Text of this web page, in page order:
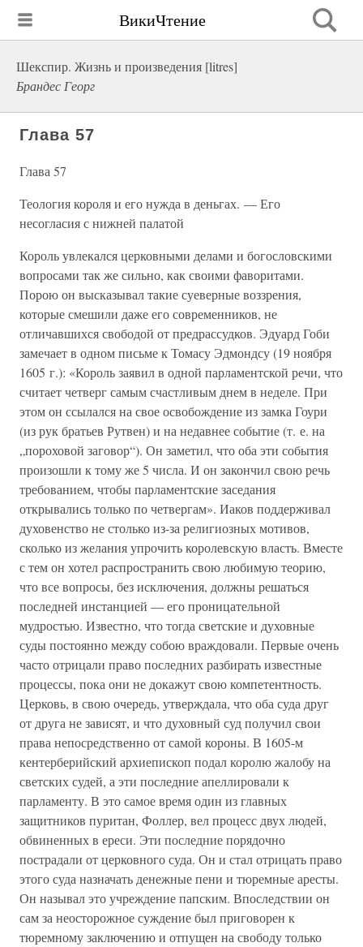
ВикиЧтение
Шекспир. Жизнь и произведения [litres]
Брандес Георг
Глава 57
Глава 57
Теология короля и его нужда в деньгах. — Его
несогласия с нижней палатой
Король увлекался церковными делами и богословскими
вопросами так же сильно, как своими фаворитами.
Порою он высказывал такие суеверные воззрения,
которые смешили даже его современников, не
отличавшихся свободой от предрассудков. Эдуард Гоби
замечает в одном письме к Томасу Эдмондсу (19 ноября
1605 г.): «Король заявил в одной парламентской речи, что
считает четверг самым счастливым днем в неделе. При
этом он ссылался на свое освобождение из замка Гоури
(из рук братьев Рутвен) и на недавнее событие (т. е. на
„пороховой заговор“). Он заметил, что оба эти события
произошли к тому же 5 числа. И он закончил свою речь
требованием, чтобы парламентские заседания
открывались только по четвергам». Иаков поддерживал
духовенство не столько из-за религиозных мотивов,
сколько из желания упрочить королевскую власть. Вместе
с тем он хотел распространить свою любимую теорию,
что все вопросы, без исключения, должны решаться
последней инстанцией — его проницательной
мудростью. Известно, что тогда светские и духовные
суды постоянно между собою враждовали. Первые очень
часто отрицали право последних разбирать известные
процессы, пока они не докажут свою компетентность.
Церковь, в свою очередь, утверждала, что оба суда друг
от друга не зависят, и что духовный суд получил свои
права непосредственно от самой короны. В 1605-м
кентерберийский архиепископ подал королю жалобу на
светских судей, а эти последние апеллировали к
парламенту. В это самое время один из главных
защитников пуритан, Фоллер, вел процесс двух людей,
обвиненных в ереси. Эти последние порядочно
пострадали от церковного суда. Он и стал отрицать право
этого суда назначать денежные пени и тюремные аресты.
Он называл это учреждение папским. Впоследствии он
сам за неосторожное суждение был приговорен к
тюремному заключению и отпущен на свободу только